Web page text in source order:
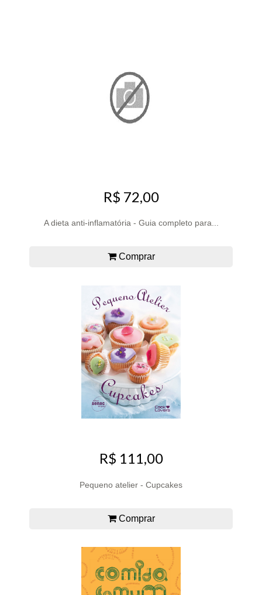
R$ 72,00
A dieta anti-inflamatória - Guia completo para...
Comprar
R$ 111,00
Pequeno atelier - Cupcakes
Comprar